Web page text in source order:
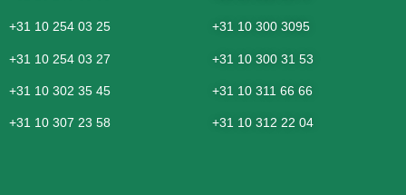
+31 10 254 03 25
+31 10 254 03 27
+31 10 302 35 45
+31 10 307 23 58
+31 10 300 3095
+31 10 300 31 53
+31 10 311 66 66
+31 10 312 22 04